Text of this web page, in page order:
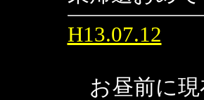
H13.07.12
お昼前に現